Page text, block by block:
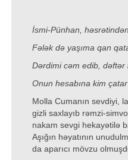
İsmi-Pünhan,
Fələk də yaşıma qan
Dərdimi cəm edib, dəftər
Onun hesabına kim
Molla Cumanın sevdiyi,
gizli saxlayıb rəmzi-
nakam sevgi hekayətilə
Aşığın həyatının
da aparıcı mövzu